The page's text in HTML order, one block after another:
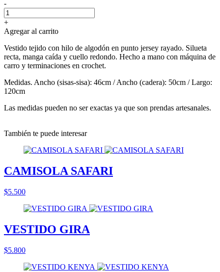
-
+
Agregar al carrito
Vestido tejido con hilo de algodón en punto jersey rayado. Silueta
recta, manga caída y cuello redondo. Hecho a mano con máquina de
carro y terminaciones en crochet.
Medidas. Ancho (sisas-sisa): 46cm / Ancho (cadera): 50cm / Largo:
120cm
Las medidas pueden no ser exactas ya que son prendas artesanales.
También te puede interesar
CAMISOLA SAFARI
$5.500
VESTIDO GIRA
$5.800